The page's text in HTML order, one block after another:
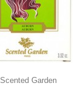
Scented Garden